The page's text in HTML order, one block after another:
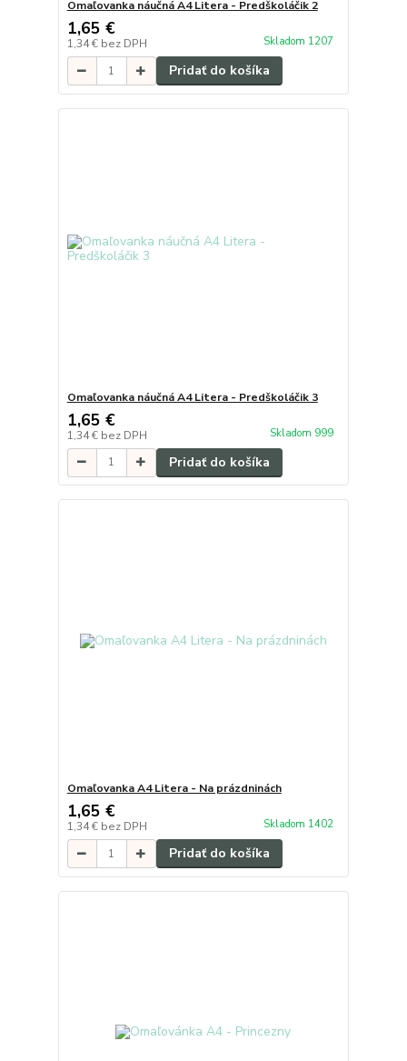
Omaľovanka náučná A4 Litera - Predškoláčik 2
1,65 €
1,34 € bez DPH Skladom 1207
Pridať do košíka
Omaľovanka náučná A4 Litera - Predškoláčik 3
1,65 €
1,34 € bez DPH Skladom 999
Pridať do košíka
Omaľovanka A4 Litera - Na prázdninách
1,65 €
1,34 € bez DPH Skladom 1402
Pridať do košíka